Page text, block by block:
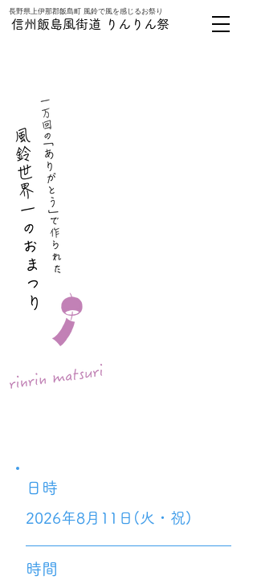
信州飯島風街道 りんりん祭
長野県上伊那郡飯島町 風鈴で風を感じるお祭り
日時
2026年8月11日(火・祝)
時間